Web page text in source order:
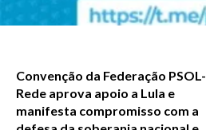
Convenção da Federação PSOL-
Rede aprova apoio a Lula e
manifesta compromisso com a